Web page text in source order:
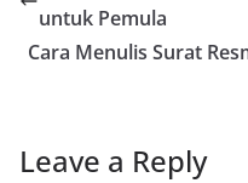
untuk Pemula
Cara Menulis Surat
Leave a Reply